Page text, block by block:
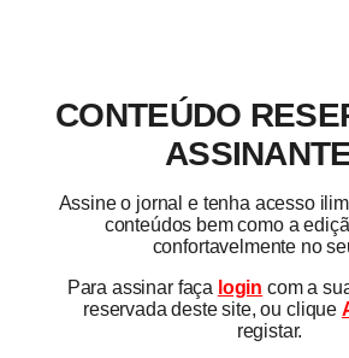
CONTEÚDO
Assine o jornal e tenha acesso
conteúdos bem como a
confortavelmente no
Para assinar faça login com a
reservada deste site, ou clique
registar.